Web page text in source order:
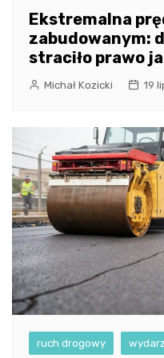
Ekstremalna
zabudowanym:
straciło prawo
Michał Kozicki 19
ruch drogowy